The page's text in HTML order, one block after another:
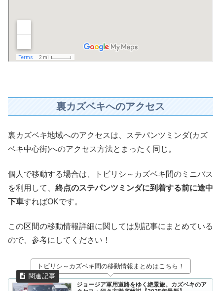
裏カズベキへのアクセス
裏カズベキ地域へのアクセスは、ステパンツミンダ(カズ
ベキ中心街)へのアクセス方法とまったく同じ。
個人で移動する場合は、トビリシ～カズベキ間のミニバス
を利用して、 終点のステパンツミンダに到着する前に途中
下車すればOKです。
この区間の移動情報詳細に関しては別記事にまとめている
ので、参考にしてください！
トビリシ～カズベキ間の移動情報まとめはこちら！
ジョージア軍用道路をゆく絶景旅。カズベキのア